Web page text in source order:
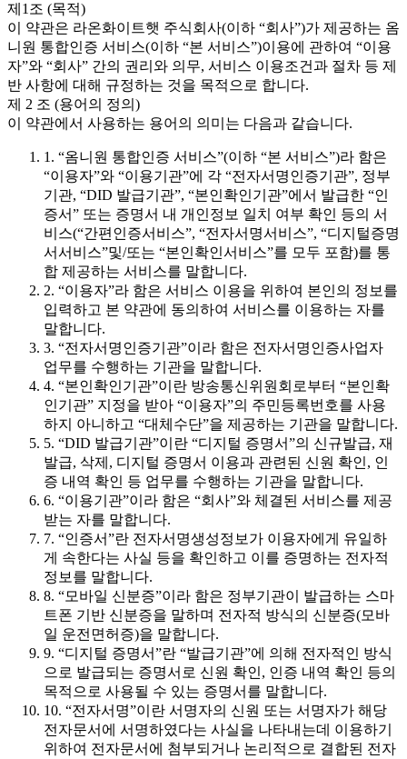
제1조 (목적)
이 약관은 라온화이트햇 주식회사(이하 “회사”)가 제공하는 옴
니원 통합인증 서비스(이하 “본 서비스”)이용에 관하여 “이용
자”와 “회사” 간의 권리와 의무, 서비스 이용조건과 절차 등 제
반 사항에 대해 규정하는 것을 목적으로 합니다.
제 2 조 (용어의 정의)
이 약관에서 사용하는 용어의 의미는 다음과 같습니다.
1. “옴니원 통합인증 서비스”(이하 “본 서비스”)라 함은
“이용자”와 “이용기관”에 각 “전자서명인증기관”, 정부
기관, “DID 발급기관”, “본인확인기관”에서 발급한 “인
증서” 또는 증명서 내 개인정보 일치 여부 확인 등의 서
비스(“간편인증서비스”, “전자서명서비스”, “디지털증명
서서비스”및/또는 “본인확인서비스”를 모두 포함)를 통
합 제공하는 서비스를 말합니다.
2. “이용자”라 함은 서비스 이용을 위하여 본인의 정보를
입력하고 본 약관에 동의하여 서비스를 이용하는 자를
말합니다.
3. “전자서명인증기관”이라 함은 전자서명인증사업자
업무를 수행하는 기관을 말합니다.
4. “본인확인기관”이란 방송통신위원회로부터 “본인확
인기관” 지정을 받아 “이용자”의 주민등록번호를 사용
하지 아니하고 “대체수단”을 제공하는 기관을 말합니다.
5. “DID 발급기관”이란 “디지털 증명서”의 신규발급, 재
발급, 삭제, 디지털 증명서 이용과 관련된 신원 확인, 인
증 내역 확인 등 업무를 수행하는 기관을 말합니다.
6. “이용기관”이라 함은 “회사”와 체결된 서비스를 제공
받는 자를 말합니다.
7. “인증서”란 전자서명생성정보가 이용자에게 유일하
게 속한다는 사실 등을 확인하고 이를 증명하는 전자적
정보를 말합니다.
8. “모바일 신분증”이라 함은 정부기관이 발급하는 스마
트폰 기반 신분증을 말하며 전자적 방식의 신분증(모바
일 운전면허증)을 말합니다.
9. “디지털 증명서”란 “발급기관”에 의해 전자적인 방식
으로 발급되는 증명서로 신원 확인, 인증 내역 확인 등의
목적으로 사용될 수 있는 증명서를 말합니다.
10. “전자서명”이란 서명자의 신원 또는 서명자가 해당
전자문서에 서명하였다는 사실을 나타내는데 이용하기
위하여 전자문서에 첨부되거나 논리적으로 결합된 전자